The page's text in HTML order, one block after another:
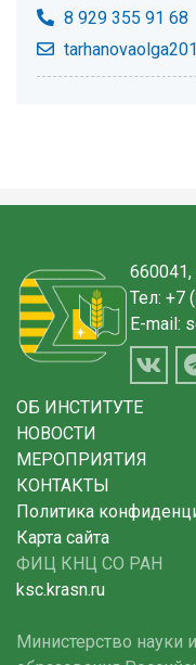
8 929 355 91 68
660041,
Тел: +7
E-mail:
ОБ ИНСТИТУТЕ
НОВОСТИ
МЕРОПРИЯТИЯ
КОНТАКТЫ
Политика
Карта сайта
ФИЦ КНЦ СО РАН
ksc.krasn.ru
Министерство науки